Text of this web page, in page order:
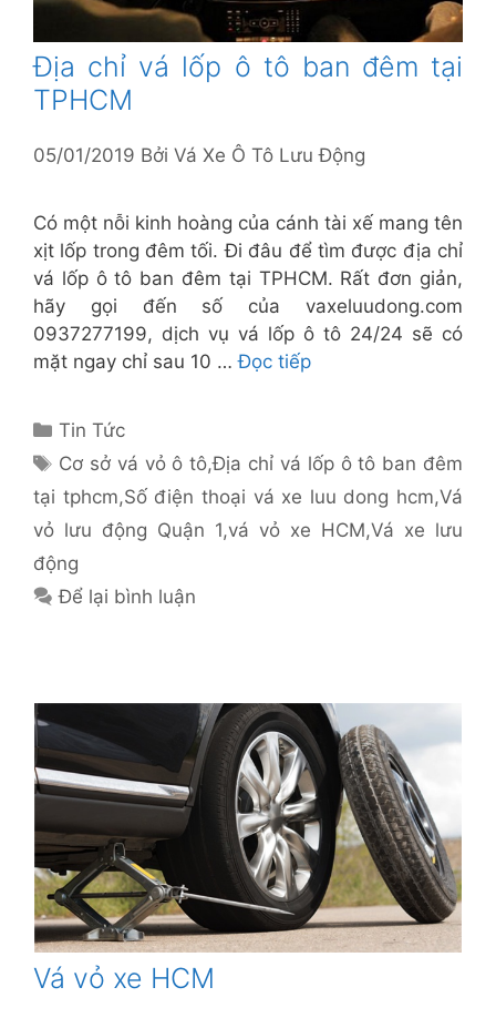
Địa chỉ vá lốp ô tô ban đêm tại
TPHCM
05/01/2019 Bởi Vá Xe Ô Tô Lưu Động
Có một nỗi kinh hoàng của cánh tài xế mang tên
xịt lốp trong đêm tối. Đi đâu để tìm được địa chỉ
vá lốp ô tô ban đêm tại TPHCM. Rất đơn giản,
hãy gọi đến số của vaxeluudong.com
0937277199, dịch vụ vá lốp ô tô 24/24 sẽ có
mặt ngay chỉ sau 10 …Đọc tiếp
Danh
mục
Tin Tức
Thẻ
Cơ sở vá vỏ ô tô,Địa chỉ vá lốp ô tô ban đêm
tại tphcm,Số điện thoại vá xe luu dong hcm,Vá
vỏ lưu động Quận 1,vá vỏ xe HCM,Vá xe lưu
động
Để lại bình luận
Vá vỏ xe HCM